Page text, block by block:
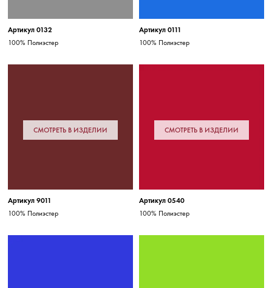
Артикул 0132
100% Полиэстер
Артикул 0111
100% Полиэстер
СМОТРЕТЬ В ИЗДЕЛИИ
Артикул 9011
100% Полиэстер
СМОТРЕТЬ В ИЗДЕЛИИ
Артикул 0540
100% Полиэстер